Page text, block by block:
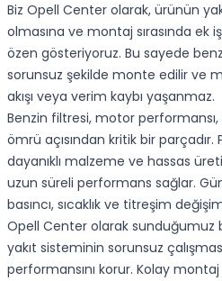
Biz Opell Center olarak, ürünün
olmasına ve montaj sırasında
özen gösteriyoruz. Bu sayede
sorunsuz şekilde monte edilir ve
akışı veya verim kaybı yaşanmaz.
Benzin filtresi, motor
ömrü açısından kritik bir parçadır.
dayanıklı malzeme ve hassas
uzun süreli performans sağlar.
basıncı, sıcaklık ve titreşim
Opell Center olarak sunduğumuz
yakıt sisteminin sorunsuz
performansını korur. Kolay